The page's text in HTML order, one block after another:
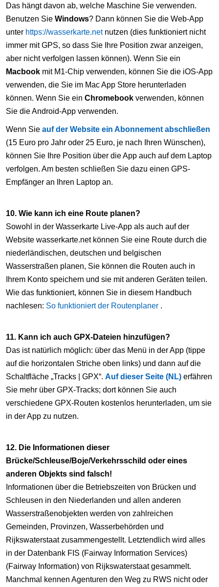
Das hängt davon ab, welche Maschine Sie verwenden.
Benutzen Sie Windows? Dann können Sie die Web-App
unter https://wasserkarte.netnutzen (dies funktioniert nicht
immer mit GPS, so dass Sie Ihre Position zwar anzeigen,
aber nicht verfolgen lassen können). Wenn Sie ein
Macbook mit M1-Chip verwenden, können Sie die iOS-App
verwenden, die Sie im Mac App Store herunterladen
können. Wenn Sie ein Chromebook verwenden, können
Sie die Android-App verwenden.
Wenn Sie auf der Website ein Abonnement abschließen
(15 Euro pro Jahr oder 25 Euro, je nach Ihren Wünschen),
können Sie Ihre Position über die App auch auf dem Laptop
verfolgen. Am besten schließen Sie dazu einen GPS-
Empfänger an Ihren Laptop an.
10. Wie kann ich eine Route planen?
Sowohl in der Wasserkarte Live-App als auch auf der
Website wasserkarte.net können Sie eine Route durch die
niederländischen, deutschen und belgischen
Wasserstraßen planen, Sie können die Routen auch in
Ihrem Konto speichern und sie mit anderen Geräten teilen.
Wie das funktioniert, können Sie in diesem Handbuch
nachlesen: So funktioniert der Routenplaner .
11. Kann ich auch GPX-Dateien hinzufügen?
Das ist natürlich möglich: über das Menü in der App (tippe
auf die horizontalen Striche oben links) und dann auf die
Schaltfläche „Tracks | GPX“. Auf dieser Seite (NL) erfähren
Sie mehr über GPX-Tracks; dort können Sie auch
verschiedene GPX-Routen kostenlos herunterladen, um sie
in der App zu nutzen.
12. Die Informationen dieser
Brücke/Schleuse/Boje/Verkehrsschild oder eines
anderen Objekts sind falsch!
Informationen über die Betriebszeiten von Brücken und
Schleusen in den Niederlanden und allen anderen
Wasserstraßenobjekten werden von zahlreichen
Gemeinden, Provinzen, Wasserbehörden und
Rijkswaterstaat zusammengestellt. Letztendlich wird alles
in der Datenbank FIS (Fairway Information Services)
(Fairway Information) von Rijkswaterstaat gesammelt.
Manchmal kennen Agenturen den Weg zu RWS nicht oder